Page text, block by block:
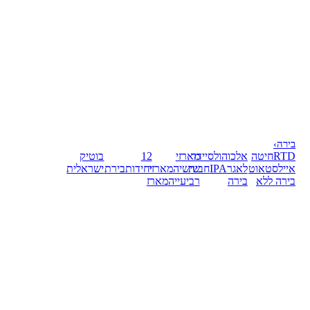
בירה›
RTDחיטה
איילסטאוט
בירה ללא
אלכוהולסיידר
לאגרIPAחבית
בירה
מארזי
שישיהמארזי
רביעייהמארז
12
יחידותבירת
בוטיק
ישראלית